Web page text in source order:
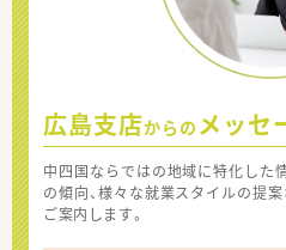
広島支店からの メッセ
中四国ならではの地域に特化した
の傾向、様々な就業スタイルの提
ご案内します。